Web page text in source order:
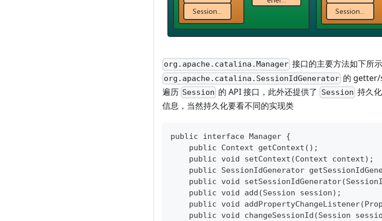
org.apache.catalina.Manager 接口的主要方法如下所
org.apache.catalina.SessionIdGenerator 的 getter/
遍历 Session 的 API 接口，此外还提供了 Session 持久
信息，当然持久化要看不同的实现类
public interface Manager {
    public Context getContext();
    public void setContext(Context context);
public SessionIdGenerator
public void
    public void add(Session session);
public void
public void changeSessionId(Session